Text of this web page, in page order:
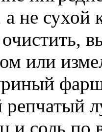
а не сухой
или
репчатый
и соль по